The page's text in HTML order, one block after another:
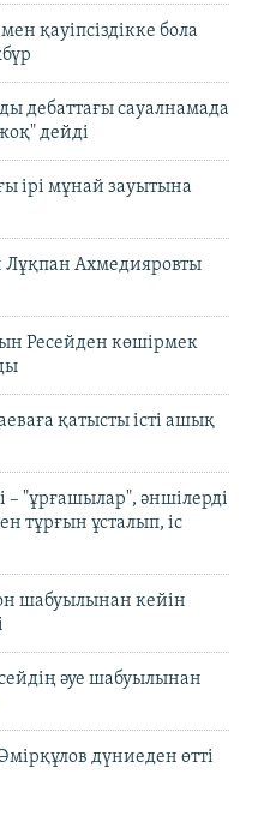
қауіпсіздікке бола
дебаттағы сауалнамада
дейді
ірі мұнай зауытына
Лұқпан Ахмедияровты
Ресейден көшірмек
қатысты істі ашық
– "ұрғашылар", әншілерді
тұрғын ұсталып, іс
шабуылынан кейін
әуе шабуылынан
дүниеден өтті